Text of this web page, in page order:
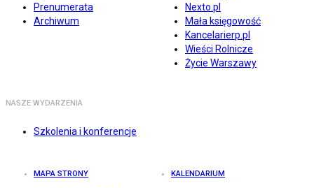
Prenumerata
Archiwum
Nexto.pl
Mała księgowość
Kancelarierp.pl
Wieści Rolnicze
Życie Warszawy
NASZE WYDARZENIA
Szkolenia i konferencje
MAPA STRONY KALENDARIUM